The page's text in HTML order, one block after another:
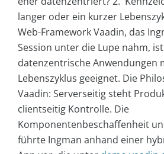
langer oder ein kurzer
Web-Framework Vaadin, das
Session unter die Lupe nahm,
datenzentrische Anwendungen
Lebenszyklus geeignet. Die
Vaadin: Serverseitig steht
clientseitig Kontrolle. Die
Komponentenbeschaffenheit
führte Ingman anhand einer